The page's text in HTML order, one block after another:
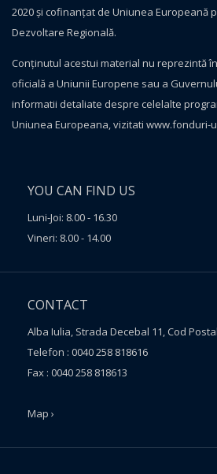
2020 și cofinanțat de Uniunea Europeană
Dezvoltare Regională.
Conţinutul acestui material nu reprezintă
oficială a Uniunii Europene sau a
informatii detaliate despre celelalte
Uniunea Europeana, vizitati www.fonduri-
YOU CAN FIND US
Luni-Joi: 8.00 - 16.30
Vineri: 8.00 - 14.00
CONTACT
Alba Iulia, Strada Decebal 11, Cod
Telefon : 0040 258 818616
Fax : 0040 258 818613
Map ›